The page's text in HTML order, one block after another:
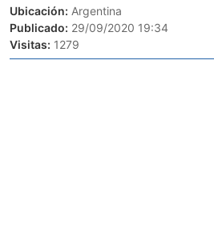
Ubicación: Argentina
Publicado: 29/09/2020 19:34
Visitas: 1279